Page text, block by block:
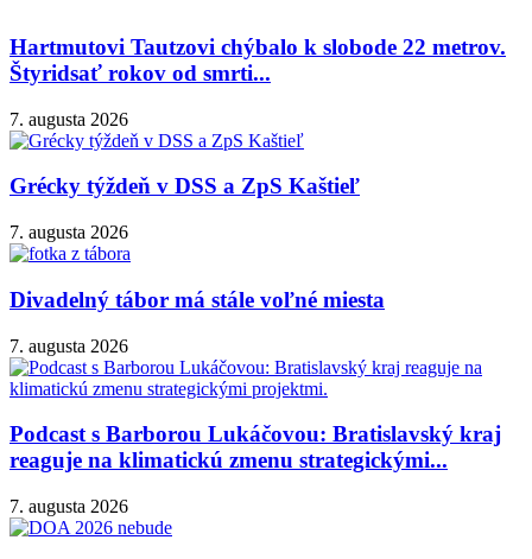
Hartmutovi Tautzovi chýbalo k slobode 22 metrov.
Štyridsať rokov od smrti...
7. augusta 2026
Grécky týždeň v DSS a ZpS Kaštieľ
7. augusta 2026
Divadelný tábor má stále voľné miesta
7. augusta 2026
Podcast s Barborou Lukáčovou: Bratislavský kraj
reaguje na klimatickú zmenu strategickými...
7. augusta 2026